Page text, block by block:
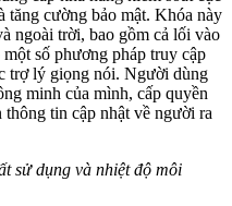
tăng cường bảo mật. Khóa này
ngoài trời, bao gồm cả lối vào
số phương pháp truy cập
trợ lý giọng nói. Người dùng
minh của mình, cấp quyền
tin cập nhật về người ra
sử dụng và nhiệt độ môi